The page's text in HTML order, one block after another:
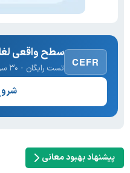
CEFR
سطح واقعی
تست رایگان · ۳۰ سوال · نتیجه فوری
پیشنهاد بهبود معانی